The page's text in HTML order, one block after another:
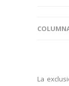
La